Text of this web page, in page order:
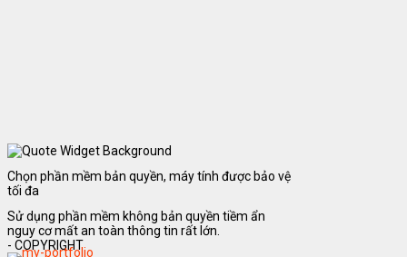
Chọn phần mềm bản quyền, máy tính được bảo vệ
tối đa
Sử dụng phần mềm không bản quyền tiềm ẩn
nguy cơ mất an toàn thông tin rất lớn.
- COPYRIGHT